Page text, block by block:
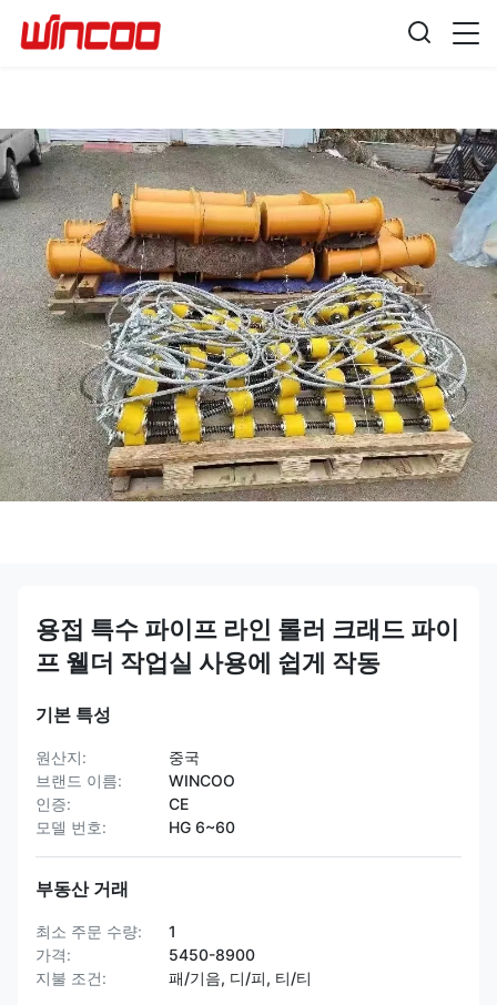
용접 특수 파이프 라인 롤러 크래드 파이
프 웰더 작업실 사용에 쉽게 작동
기본 특성
원산지:
중국
브랜드 이름:
WINCOO
인증:
CE
모델 번호:
HG 6~60
부동산 거래
최소 주문 수량:
1
가격:
5450-8900
지불 조건:
패/기음, 디/피, 티/티